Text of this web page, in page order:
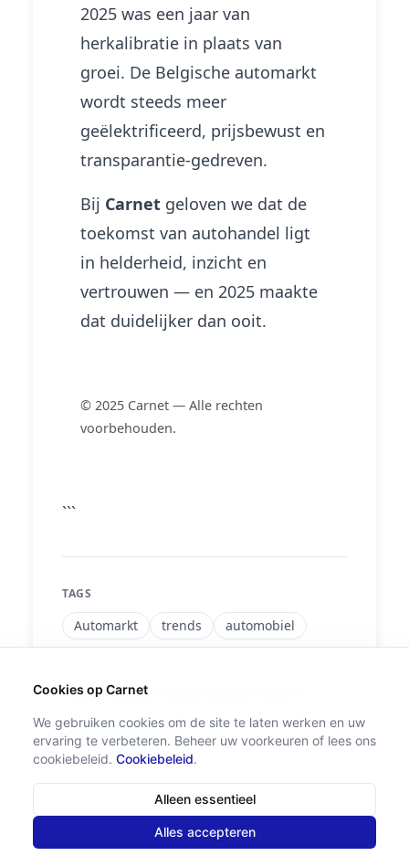
2025 was een jaar van
herkalibratie in plaats van
groei. De Belgische automarkt
wordt steeds meer
geëlektrificeerd, prijsbewust en
transparantie-gedreven.
Bij Carnet geloven we dat de
toekomst van autohandel ligt
in helderheid, inzicht en
vertrouwen — en 2025 maakte
dat duidelijker dan ooit.
© 2025 Carnet — Alle rechten
voorbehouden.
```
TAGS
Automarkt trends automobiel
Did you find this article helpful? Share it!
Cookies op Carnet
We gebruiken cookies om de site te laten werken en uw
ervaring te verbeteren. Beheer uw voorkeuren of lees ons
cookiebeleid. Cookiebeleid.
Alleen essentieel
Alles accepteren